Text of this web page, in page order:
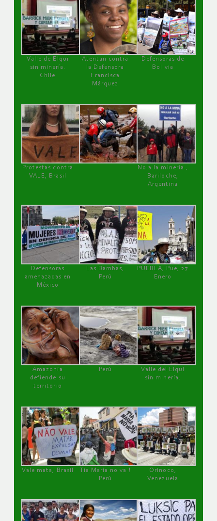
Valle de Elqui
sin minería.
Chile
Atentan contra
la Defensora
Francisca
Márquez
Defensoras de
Bolivia
Protestas contra
VALE, Brasil
No a la minería ,
Bariloche,
Argentina
Defensoras
amenazadas en
México
Las Bambas,
Perú
PUEBLA, Pue, 27
Enero
Amazonía
defiende su
territorio
Perú
Valle del Elqui
sin minería.
Vale mata, Brasil
Tía María no va !
Perú
Orinoco,
Venezuela